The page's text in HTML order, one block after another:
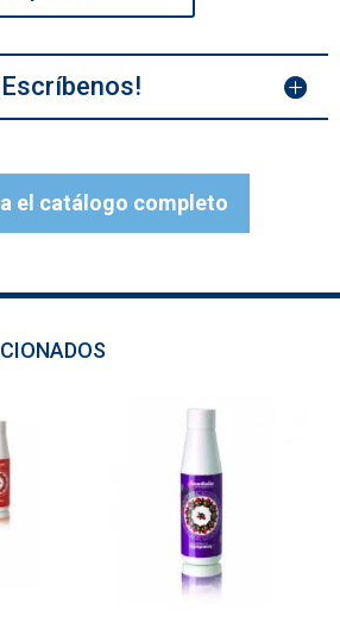
el catálogo completo